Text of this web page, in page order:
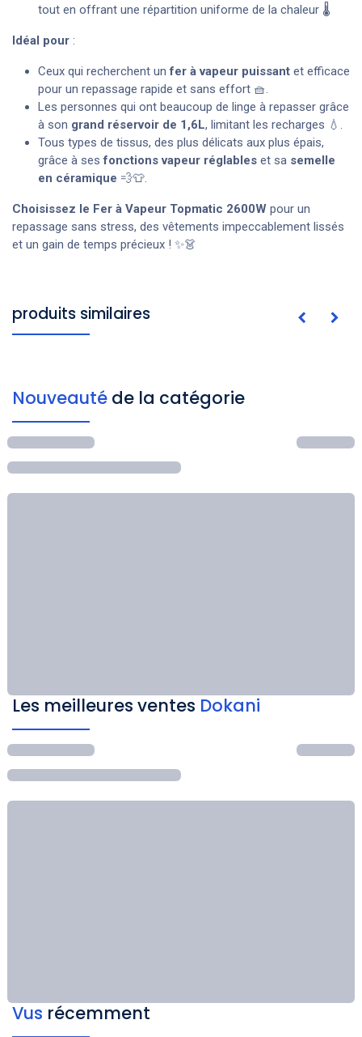
tout en offrant une répartition uniforme de la chaleur 🌡️
Idéal pour :
Ceux qui recherchent unfer à vapeur puissant et efficace
pour un repassage rapide et sans effort 🧺.
Les personnes qui ont beaucoup de linge à repasser grâce
à son grand réservoir de 1,6L, limitant les recharges 💧.
Tous types de tissus, des plus délicats aux plus épais,
grâce à sesfonctions vapeur réglables et sa semelle
en céramique 💨👕.
Choisissez le Fer à Vapeur Topmatic 2600W pour un
repassage sans stress, des vêtements impeccablement lissés
et un gain de temps précieux ! ✨👗
produits similaires
Nouveauté de la catégorie
Les meilleures ventes Dokani
Vus récemment